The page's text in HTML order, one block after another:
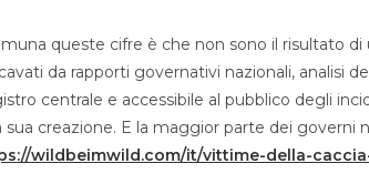
queste cifre è che non sono il risultato
da rapporti governativi nazionali, analisi
centrale e accessibile al pubblico degli
sua creazione. E la maggior parte dei
wildbeimwild.com/it/vittime-della-